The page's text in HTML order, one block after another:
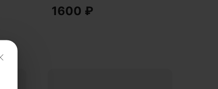
1600 ₽